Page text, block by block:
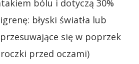
bólu i dotyczą 30%
błyski światła lub
się w poprzek
przed oczami)